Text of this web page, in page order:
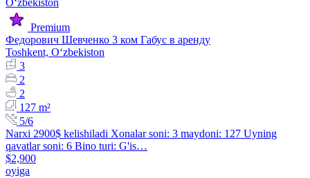
Premium
Федорович Шевченко 3 ком Габус в аренду
Toshkent, Oʻzbekiston
3
2
2
127 m²
5/6
Narxi 2900$ kelishiladi Xonalar soni: 3 maydoni: 127 Uyning
qavatlar soni: 6 Bino turi: G'is…
$2,900
oyiga